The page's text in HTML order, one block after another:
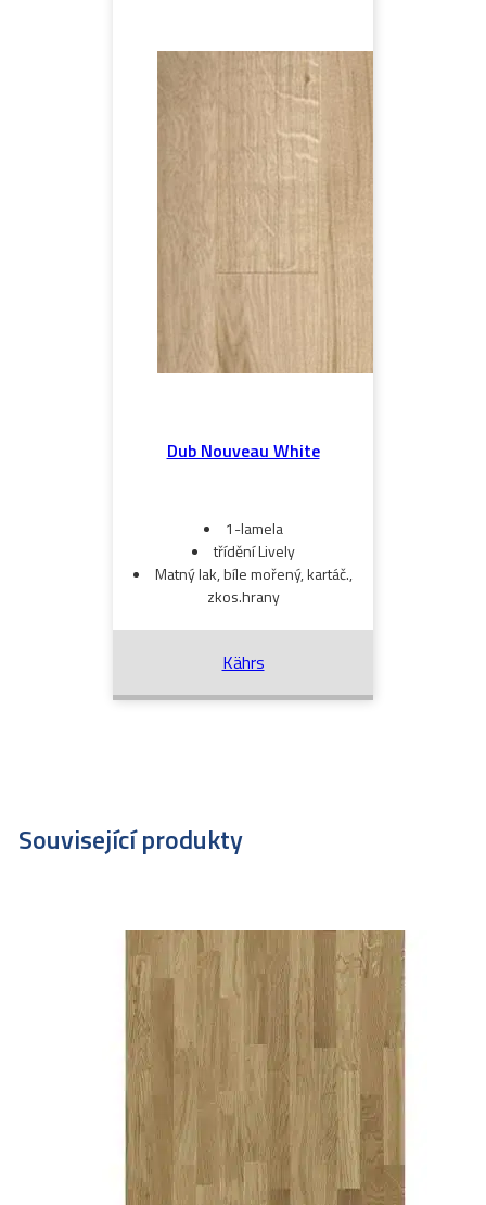
Dub Nouveau White
1-lamela
třídění Lively
Matný lak, bíle mořený, kartáč.,
zkos.hrany
Kährs
Související produkty